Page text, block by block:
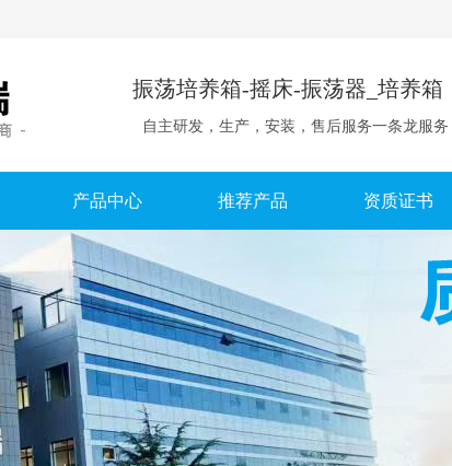
振荡培养箱-摇床-振荡器_培养箱
自主研发，生产，安装，售后服务一条龙服务
产品中心 推荐产品 资质证书